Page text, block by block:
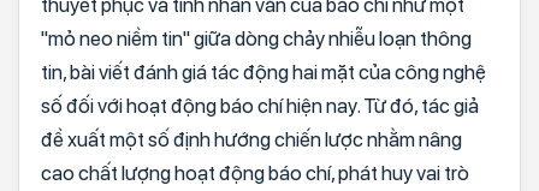
thuyết phục và tính nhân văn của báo chí như một
"mỏ neo niềm tin" giữa dòng chảy nhiễu loạn thông
tin, bài viết đánh giá tác động hai mặt của công nghệ
số đối với hoạt động báo chí hiện nay. Từ đó, tác giả
đề xuất một số định hướng chiến lược nhằm nâng
cao chất lượng hoạt động báo chí, phát huy vai trò